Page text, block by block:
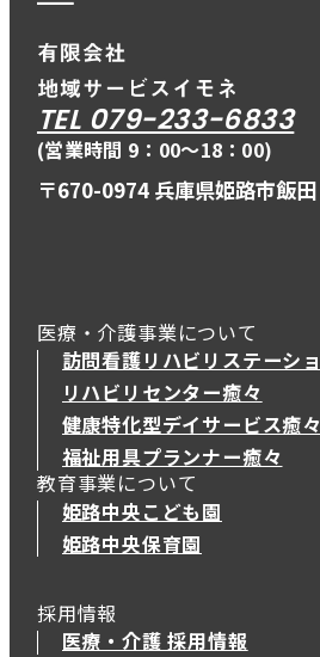
TEL 079-233-6833
(営業時間 9：00〜18：00)
〒670-0974 兵庫県姫路市飯
医療・介護事業について
訪問看護リハビリステーシ
リハビリセンター癒々
健康特化型デイサービス癒
健康特化型デイサービス癒々
福祉用具プランナー癒々
教育事業について
姫路中央こども園
姫路中央保育園
採用情報
医療・介護 採用情報